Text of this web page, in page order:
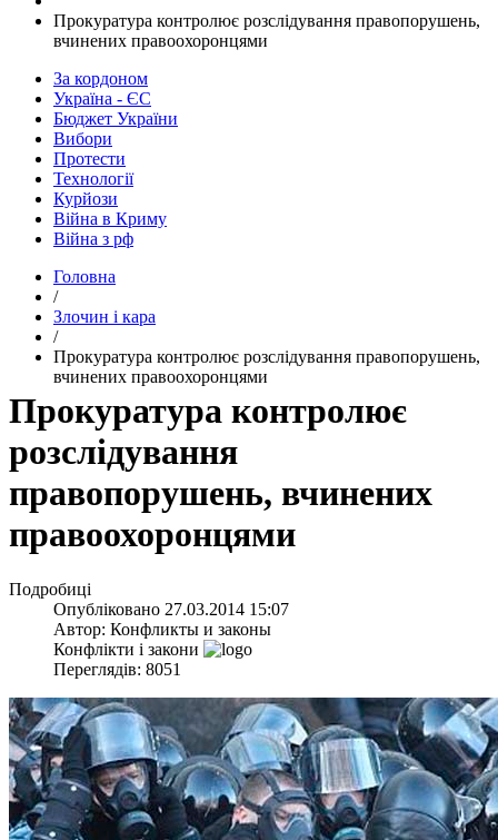
Прокуратура контролює розслідування правопорушень,
вчинених правоохоронцями
За кордоном
Україна - ЄС
Бюджет України
Вибори
Протести
Технології
Курйози
Війна в Криму
Війна з рф
Головна
/
Злочин і кара
/
Прокуратура контролює розслідування правопорушень,
вчинених правоохоронцями
Прокуратура контролює
розслідування
правопорушень, вчинених
правоохоронцями
Подробиці
Опубліковано 27.03.2014 15:07
Автор: Конфликты и законы
Конфлікти і закони
Переглядів: 8051